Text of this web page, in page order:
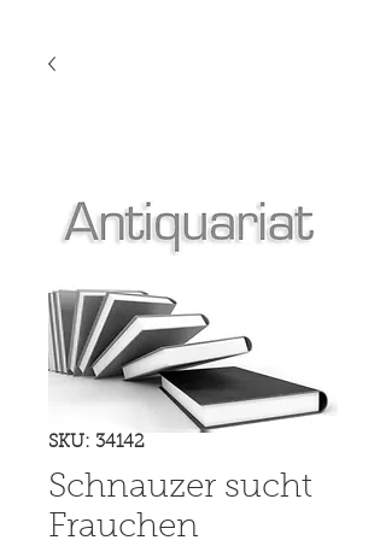
SKU: 34142
Schnauzer sucht
Frauchen